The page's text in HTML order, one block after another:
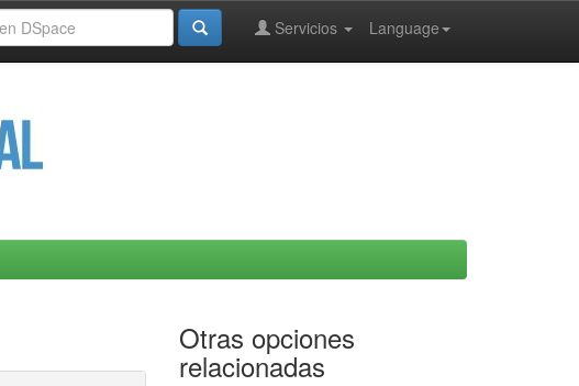
Language
Servicios
Otras opciones
relacionadas